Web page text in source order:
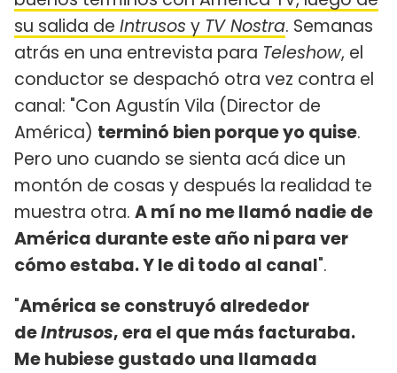
su salida de Intrusos y TV Nostra. Semanas
atrás en una entrevista para Teleshow, el
conductor se despachó otra vez contra el
canal: "Con Agustín Vila (Director de
América) terminó bien porque yo quise.
Pero uno cuando se sienta acá dice un
montón de cosas y después la realidad te
muestra otra. A mí no me llamó nadie de
América durante este año ni para ver
cómo estaba. Y le di todo al canal".
"América se construyó alrededor
deIntrusos, era el que más facturaba.
Me hubiese gustado una llamada